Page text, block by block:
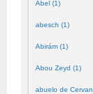
Abel (1)
abesch (1)
Abirám (1)
Abou Zeyd (1)
abuelo de